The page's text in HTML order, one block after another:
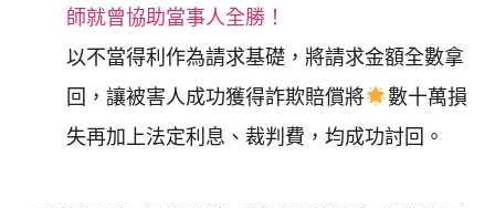
師就曾協助當事人全勝！
以不當得利作為請求基礎，將請求金額全數拿
回，讓被害人成功獲得詐欺賠償將
數十萬損
失再加上法定利息、裁判費，均成功討回。